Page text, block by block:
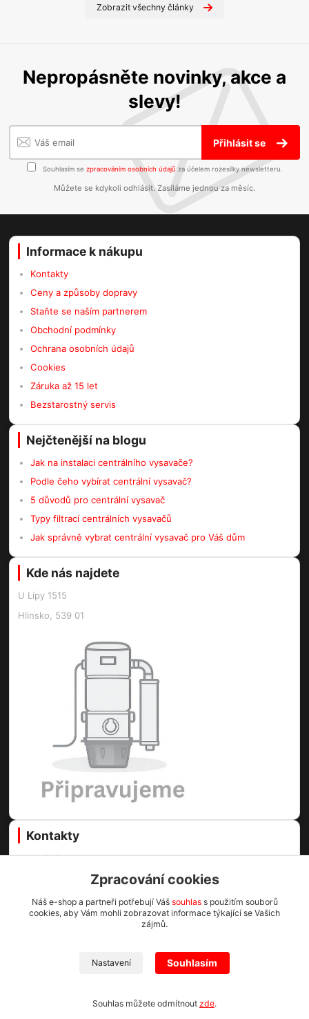
Zobrazit všechny články
Nepropásněte novinky, akce a
slevy!
Přihlásit se
Souhlasím se zpracováním osobních údajů za účelem rozesílky newsletteru.
Můžete se kdykoli odhlásit. Zasíláme jednou za měsíc.
Informace k nákupu
Kontakty
Ceny a způsoby dopravy
Staňte se naším partnerem
Obchodní podmínky
Ochrana osobních údajů
Cookies
Záruka až 15 let
Bezstarostný servis
Nejčtenější na blogu
Jak na instalaci centrálního vysavače?
Podle čeho vybírat centrální vysavač?
5 důvodů pro centrální vysavač
Typy filtrací centrálních vysavačů
Jak správně vybrat centrální vysavač pro Váš dům
Kde nás najdete
U Lípy 1515
Hlinsko, 539 01
Kontakty
Centrální vysavače Online
Martin Voda
+420 773 996 089
(Po-Pá, 8-16.30 hod.)
Centrální vysavače Online 2023
Zpracování cookies
Náš e-shop a partneři potřebují Váš souhlass použitím souborů
cookies, aby Vám mohli zobrazovat informace týkající se Vašich
zájmů.
Nastavení Souhlasím
Souhlas můžete odmítnout zde.